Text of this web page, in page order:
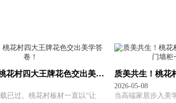
销量领跑！桃花村四大王牌花色交出美学答卷！
已过。桃花村板材一直以“让
2026-05-08
当高端家居步入美